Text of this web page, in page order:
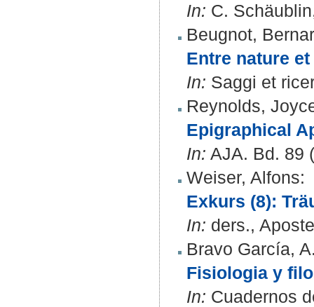
In: C.
Beugnot,
Entre nature
In: Saggi et
Reynolds,
Epigraphical
In: AJA. Bd. 89
Weiser, Alfons:
Exkurs (8):
In: ders.,
Bravo García,
Fisiologia y
In: Cuadernos